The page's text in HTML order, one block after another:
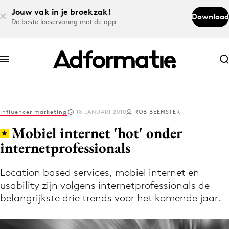
Jouw vak in je broekzak!
De beste leeservaring met de app
Download
Abonneer nu
Abonneer nu
Log in
Volg het laatste nieuws via de Adformatie
Nieuws app
Influencer marketing 18 JANUARI 2010 ROB BEEMSTER
Mobiel internet 'hot' onder
internetprofessionals
Location based services, mobiel internet en
usability zijn volgens internetprofessionals de
belangrijkste drie trends voor het komende jaar.